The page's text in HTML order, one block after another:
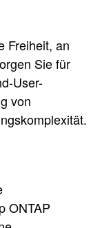
Freiheit, an
Sie für
User-
von
ONTAP